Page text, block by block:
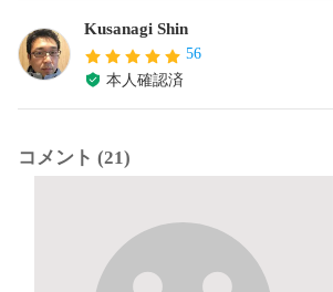
Kusanagi Shin
56
本人確認済
コメント (21)